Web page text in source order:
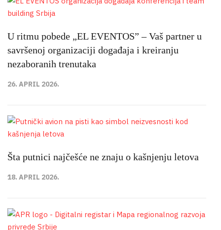
U ritmu pobede „EL EVENTOS” – Vaš partner u
savršenoj organizaciji događaja i kreiranju
nezaboranih trenutaka
26. APRIL 2026.
Šta putnici najčešće ne znaju o kašnjenju letova
18. APRIL 2026.